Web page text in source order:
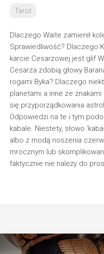
Tarot
Dlaczego Waite zamienił
Sprawiedliwość? Dlaczego
karcie Cesarzowej jest glif
Cesarza zdobią głowy
rogami Byka? Dlaczego
planetami a inne ze
się przyporządkowania
Odpowiedzi na te i tym
kabale. Niestety, słowo
albo z modą noszenia
mrocznym lub
faktycznie nie należy do